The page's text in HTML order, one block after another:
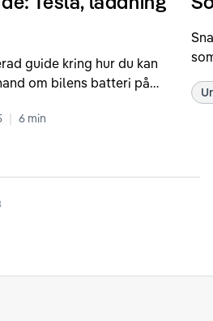
guide kring hur du kan
om bilens batteri på
våra egna erfarenheter
supportsidor för den
| 6 min
till